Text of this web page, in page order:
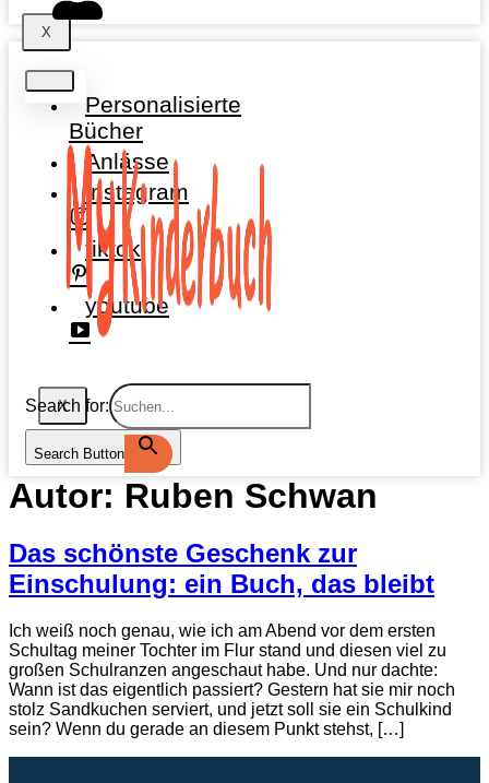
X
Personalisierte
Bücher
Anlässe
instagram
tiktok
youtube
X
Search for:
Search Button
Autor: Ruben Schwan
Das schönste Geschenk zur
Einschulung: ein Buch, das bleibt
Ich weiß noch genau, wie ich am Abend vor dem ersten
Schultag meiner Tochter im Flur stand und diesen viel zu
großen Schulranzen angeschaut habe. Und nur dachte:
Wann ist das eigentlich passiert? Gestern hat sie mir noch
stolz Sandkuchen serviert, und jetzt soll sie ein Schulkind
sein? Wenn du gerade an diesem Punkt stehst, […]